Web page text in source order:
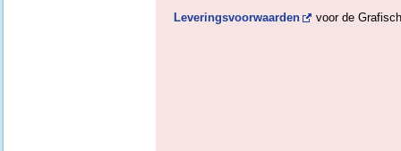
Leveringsvoorwaarden voor de